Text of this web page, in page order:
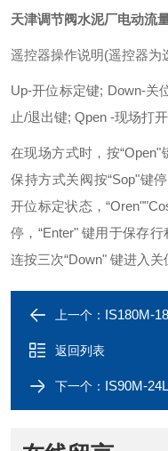
天津调节阀水泥厂电动流
遥控器操作说明(遥控器为
Up-开位标定键; Down-关
止/退出键; Qpen -现场打
在现场方式时，按
保持方式关阀按“Sop"键
开位标定状态，
停，“Enter" 键用于保存
连按三次“Down" 键进入关
上一个： IS180M-18L-
返回列表
下一个： IS90M-24L-